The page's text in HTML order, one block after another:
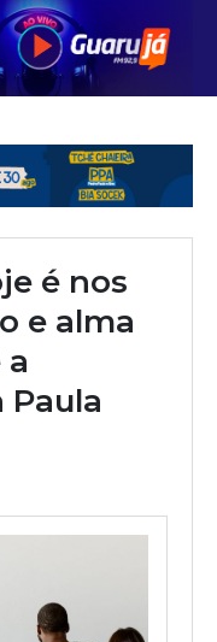
é nos
e alma
Paula